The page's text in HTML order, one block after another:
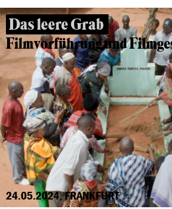
Das leere Grab
Filmvorführung und
24.05.2024, FRANKFURT